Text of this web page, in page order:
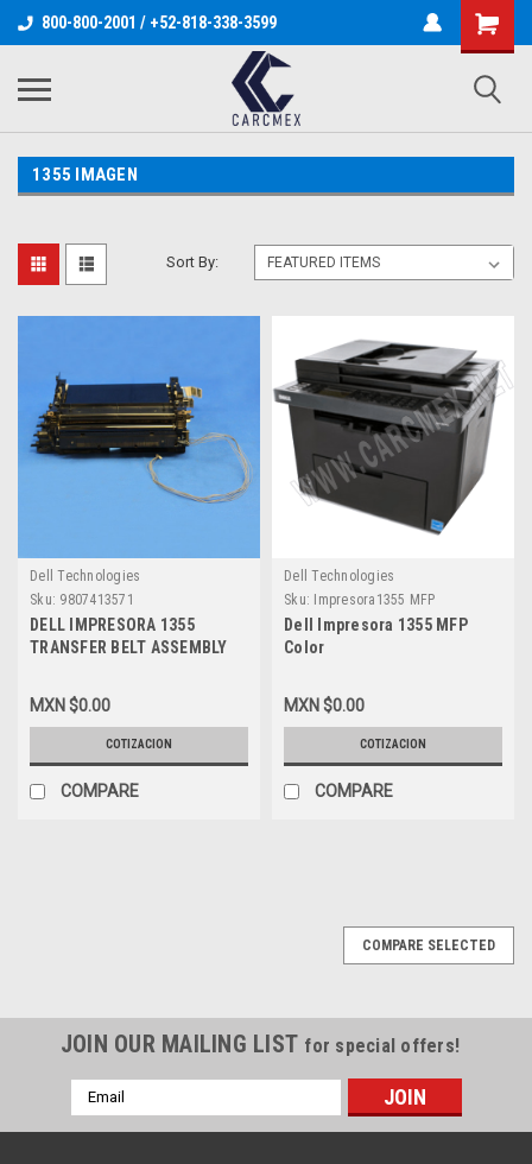
800-800-2001 / +52-818-338-3599
1355 IMAGEN
Sort By:
Dell Technologies
Sku: 9807413571
DELL IMPRESORA 1355
TRANSFER BELT ASSEMBLY
MXN $0.00
COTIZACION
COMPARE
Dell Technologies
Sku:
Impresora1355 MFP
Dell Impresora 1355 MFP
Color
MXN $0.00
COTIZACION
COMPARE
COMPARE SELECTED
JOIN OUR MAILING LIST for special offers!
Email
Address